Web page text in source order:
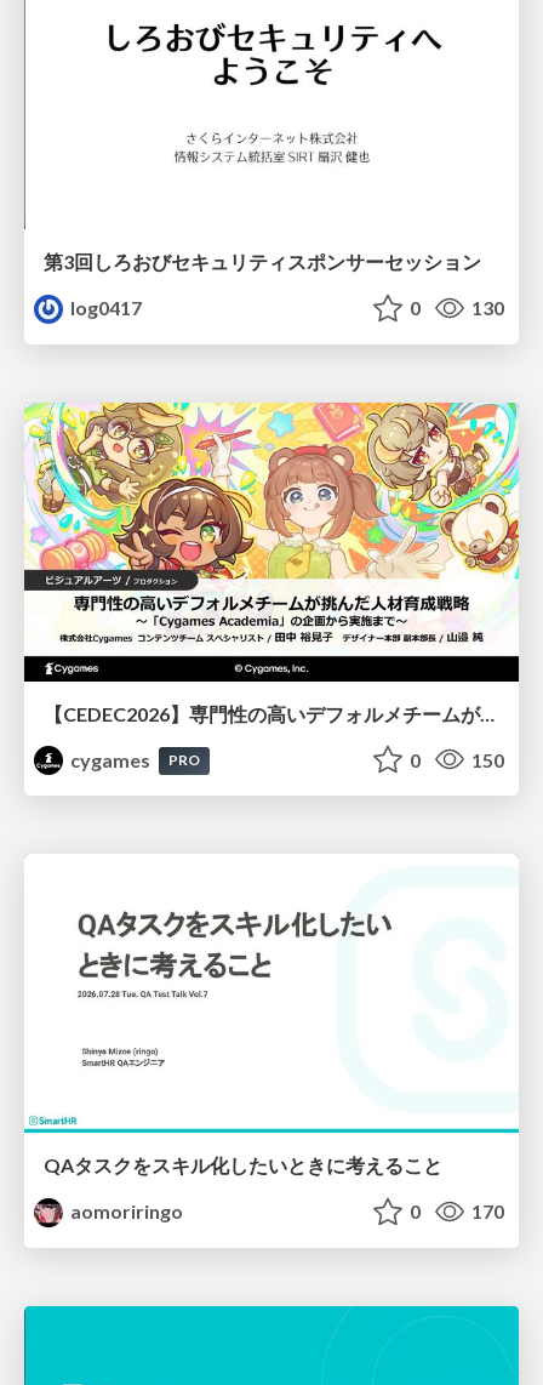
第3回しろおびセキュリティスポンサーセッション
log0417
0 130
【CEDEC2026】専門性の高いデフォルメチームが挑んだ人材育成戦略 〜Cygames Academiaの企画から実施まで〜
cygames
PRO 0 150
QAタスクをスキル化したいときに考えること
aomoriringo
0 170